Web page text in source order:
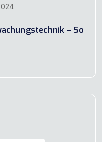
– So